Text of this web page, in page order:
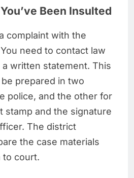
Been Insulted
complaint with the
need to contact law
written statement. This
prepared in two
police, and the other for
stamp and the signature
The district
the case materials
to court.